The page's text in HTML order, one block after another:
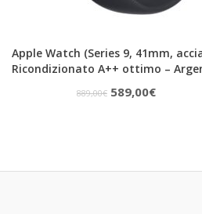
Apple Watch (Series 9, 41mm,
Ricondizionato A++ ottimo –
889,00€ Il
589,00€Il